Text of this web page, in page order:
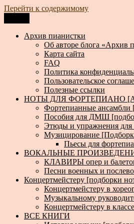
Перейти к содержимому
Архив пианистки
Всё для пианистов: ноты, книги,
Архив пианистки
Об авторе блога «Архив
Карта сайта
FAQ
Политика
Пользовательское
Полезные ссылки
НОТЫ ДЛЯ ФОРТЕПИАНО
Фортепианные ансамбли
Пособия для ДМШ
Этюды и упражнения для
Музицирование
Пьесы для
ВОКАЛЬНЫЕ
КЛАВИРЫ опер и
Песни военных и
Концертмейстеру [подборки
Концертмейстеру в
Музыкальному
Концертмейстеру в
ВСЕ КНИГИ